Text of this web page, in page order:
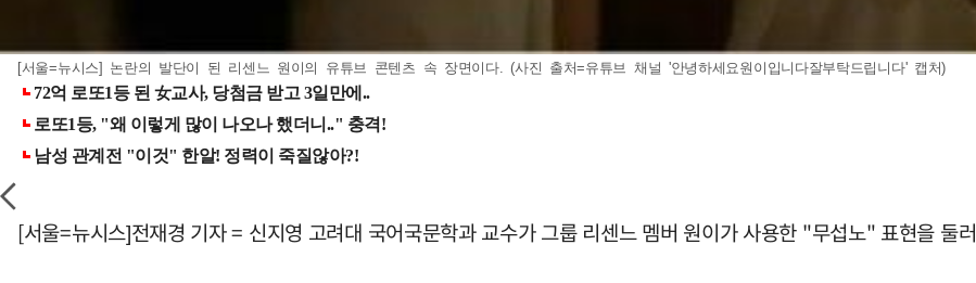
[서울=뉴시스] 논란의 발단이 된 리센느 원이의 유튜브 콘텐츠 속 장면이다. (사진 출처=유튜브 채널 '안녕하세요원이입니다잘부탁드립니다' 캡처)
[서울=뉴시스]전재경 기자 = 신지영 고려대 국어국문학과 교수가 그룹 리센느 멤버 원이가 사용한 "무섭노" 표현을 둘